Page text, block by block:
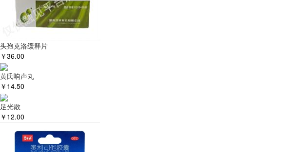
头孢克洛缓释片
￥36.00
黄氏响声丸
￥ 14.50
足光散
￥ 12.00